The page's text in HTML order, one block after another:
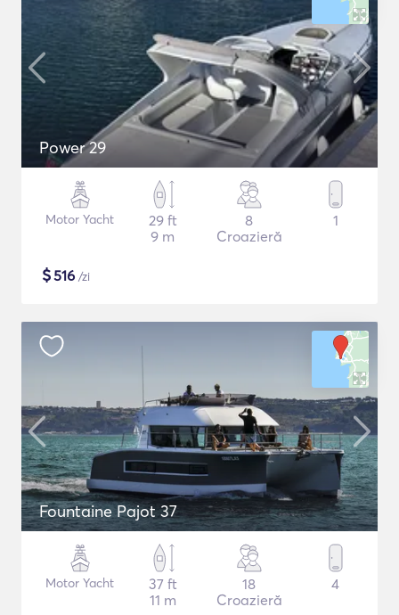
Power 29
Motor Yacht
29 ft
9 m
8
Croazieră
1
$516 /zi
Fountaine Pajot 37
Motor Yacht
37 ft
11 m
18
Croazieră
4